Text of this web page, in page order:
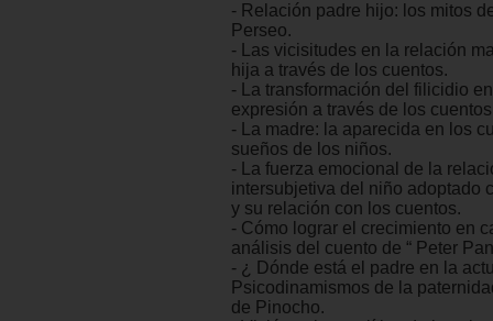
- Relación padre hijo: los mitos
Perseo.
- Las vicisitudes en la relación
hija a través de los cuentos.
- La transformación del filicidio
expresión a través de los
- La madre: la aparecida en los
sueños de los niños.
- La fuerza emocional de la
intersubjetiva del niño adoptado
y su relación con los cuentos.
- Cómo lograr el crecimiento en
análisis del cuento de “ Peter Pan
- ¿ Dónde está el padre en la
Psicodinamismos de la
de Pinocho.